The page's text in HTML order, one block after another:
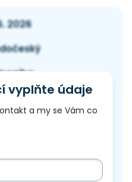
2026
vyplňte údaje
a my se Vám co